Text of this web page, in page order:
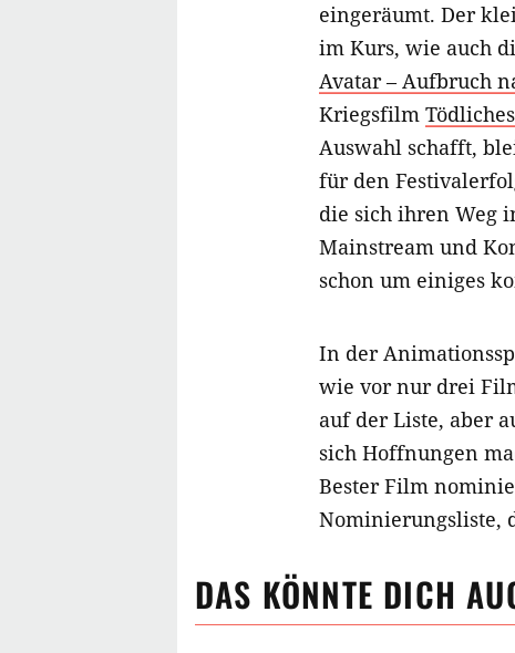
eingeräumt. Der
im Kurs, wie auch
Avatar – Aufbruch
Kriegsfilm
Auswahl schafft,
für den
die sich ihren Weg
Mainstream und
schon um einiges
In der
wie vor nur drei
auf der Liste, aber
sich Hoffnungen
Bester Film
Nominierungsliste,
DAS KÖNNTE DICH